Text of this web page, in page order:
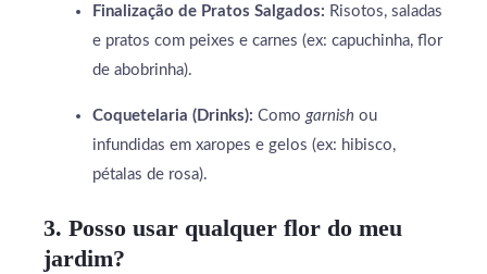
Finalização de Pratos Salgados: Risotos, saladas
e pratos com peixes e carnes (ex: capuchinha, flor
de abobrinha).
Coquetelaria (Drinks): Como garnish ou
infundidas em xaropes e gelos (ex: hibisco,
pétalas de rosa).
3. Posso usar qualquer flor do meu
jardim?